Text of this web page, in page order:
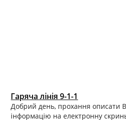
Гаряча лінія 9-1-1
Добрий день, прохання описати
інформацію на електронну